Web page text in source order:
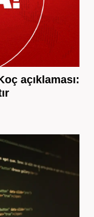
açıklaması: